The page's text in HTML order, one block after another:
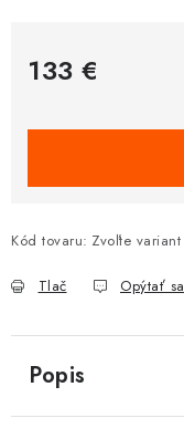
133 €
Kód tovaru: Zvoľte variant
Tlač Opýtať sa
Popis